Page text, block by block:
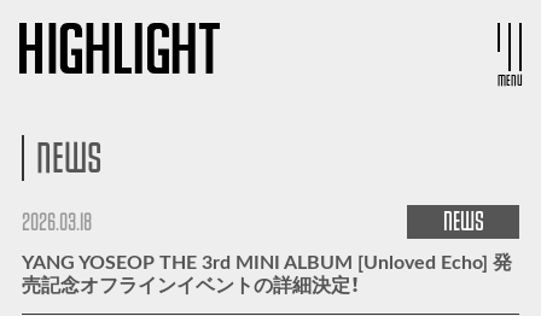
MENU
NEWS
2026.03.18 NEWS
YANG YOSEOP THE 3rd MINI ALBUM [Unloved Echo] 発
売記念オフラインイベントの詳細決定！